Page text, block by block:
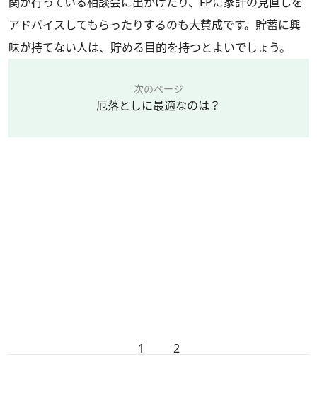
アドバイスしてもらったりするのも大賛成です。貯蓄に興
味が持てない人は、貯める目的を持つとよいでしょう。
次のページ
厄落としに最適なのは？
1 2